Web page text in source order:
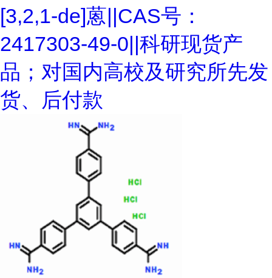
[3,2,1-de]蒽||CAS号：
2417303-49-0||科研现货产
品；对国内高校及研究所先发
货、后付款